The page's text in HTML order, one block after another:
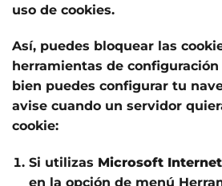
uso de cookies.
Así, puedes bloquear las
herramientas de
bien puedes configurar tu
avise cuando un servidor
cookie:
Si utilizas Microsoft
en la opción de menú